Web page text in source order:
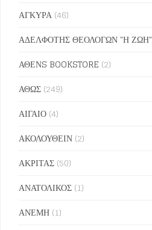
ΑΓΚΥΡΑ (46)
ΑΔΕΛΦΟΤΗΣ ΘΕΟΛΟΓΩΝ "Η ΖΩΗ"
ΑΘΕΝS BOOKSTORE (2)
ΑΘΩΣ (249)
ΑΙΓΑΙΟ (4)
ΑΚΟΛΟΥΘΕΙΝ (2)
ΑΚΡΙΤΑΣ (50)
ΑΝΑΤΟΛΙΚΟΣ (1)
ΑΝΕΜΗ (1)